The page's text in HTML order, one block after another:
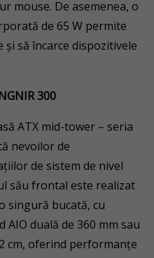
mouse. De asemenea, o
de 65 W permite
să încarce dispozitivele
300
ATX mid-tower – seria
nevoilor de
de sistem de nivel
său frontal este realizat
singură bucată, cu
duală de 360 mm sau
cm, oferind performanțe